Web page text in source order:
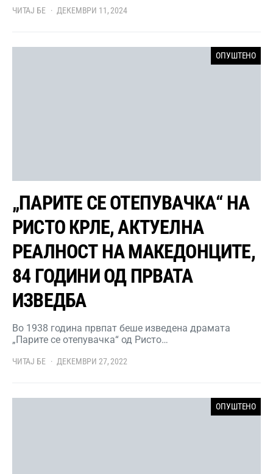
ЧИТАЈ БЕ ДЕКЕМВРИ 11, 2024
ОПУШТЕНО
„ПАРИТЕ СЕ ОТЕПУВАЧКА“ НА
РИСТО КРЛЕ, АКТУЕЛНА
РЕАЛНОСТ НА МАКЕДОНЦИТЕ,
84 ГОДИНИ ОД ПРВАТА
ИЗВЕДБА
Во 1938 година првпат беше изведена драмата
„Парите се отепувачка“ од Ристо…
ЧИТАЈ БЕ ДЕКЕМВРИ 27, 2022
ОПУШТЕНО